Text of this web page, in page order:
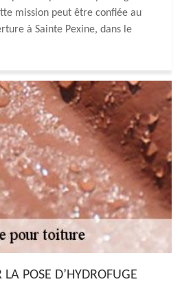
mission peut être confiée au
à Sainte Pexine, dans le
LA POSE D’HYDROFUGE